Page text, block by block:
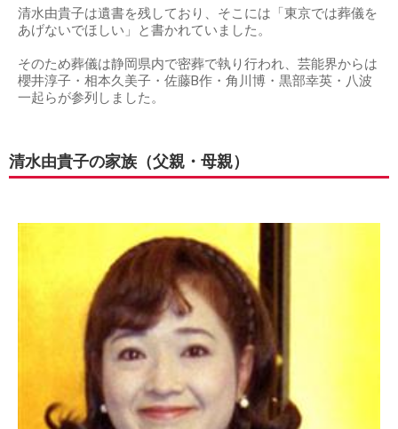
清水由貴子は遺書を残しており、そこには「東京では葬儀を
あげないでほしい」と書かれていました。
そのため葬儀は静岡県内で密葬で執り行われ、芸能界からは
櫻井淳子・相本久美子・佐藤B作・角川博・黒部幸英・八波
一起らが参列しました。
清水由貴子の家族（父親・母親）